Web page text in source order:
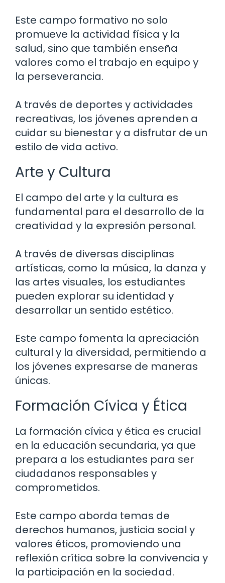
Este campo formativo no solo
promueve la actividad física y la
salud, sino que también enseña
valores como el trabajo en equipo y
la perseverancia.
A través de deportes y actividades
recreativas, los jóvenes aprenden a
cuidar su bienestar y a disfrutar de un
estilo de vida activo.
Arte y Cultura
El campo del arte y la cultura es
fundamental para el desarrollo de la
creatividad y la expresión personal.
A través de diversas disciplinas
artísticas, como la música, la danza y
las artes visuales, los estudiantes
pueden explorar su identidad y
desarrollar un sentido estético.
Este campo fomenta la apreciación
cultural y la diversidad, permitiendo a
los jóvenes expresarse de maneras
únicas.
Formación Cívica y Ética
La formación cívica y ética es crucial
en la educación secundaria, ya que
prepara a los estudiantes para ser
ciudadanos responsables y
comprometidos.
Este campo aborda temas de
derechos humanos, justicia social y
valores éticos, promoviendo una
reflexión crítica sobre la convivencia y
la participación en la sociedad.